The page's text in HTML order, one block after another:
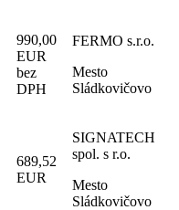
990,00
EUR
bez
DPH
FERMO s.r.o.
Mesto
Sládkovičovo
689,52
EUR
SIGNATECH
spol. s r.o.
Mesto
Sládkovičovo